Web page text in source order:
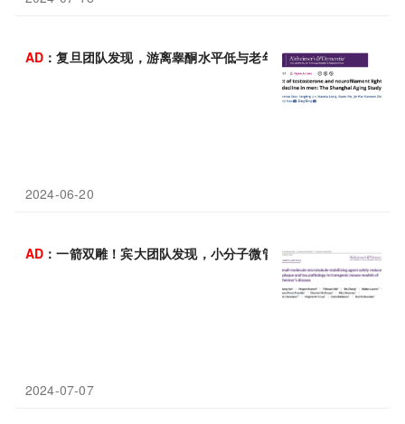
AD ：复旦团队发现，游离睾酮水平低与老年男性认知能力下降风
2024-06-20
AD ：一箭双雕！宾大团队发现，小分子微管稳定剂CNDR-
2024-07-07